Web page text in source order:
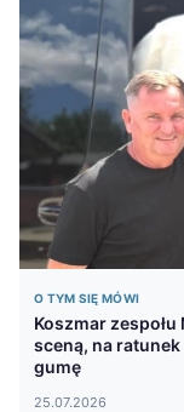
O TYM SIĘ MÓWI
Koszmar
sceną, na
gumę
25.07.2026